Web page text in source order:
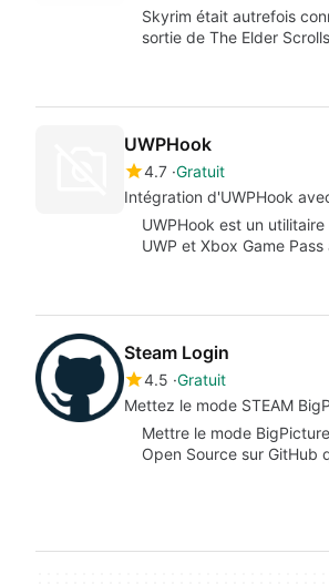
Skyrim était autrefois
sortie de The Elder
UWPHook
4.7 Gratuit
Intégration d'UWPHook
UWPHook est un
UWP et Xbox Game
Steam Login
4.5 Gratuit
Mettez le mode STEAM
Mettre le mode
Open Source sur